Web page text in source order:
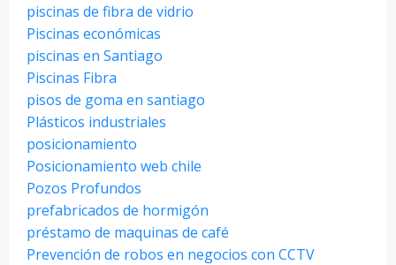
piscinas de fibra de vidrio
Piscinas económicas
piscinas en Santiago
Piscinas Fibra
pisos de goma en santiago
Plásticos industriales
posicionamiento
Posicionamiento web chile
Pozos Profundos
prefabricados de hormigón
préstamo de maquinas de café
Prevención de robos en negocios con CCTV